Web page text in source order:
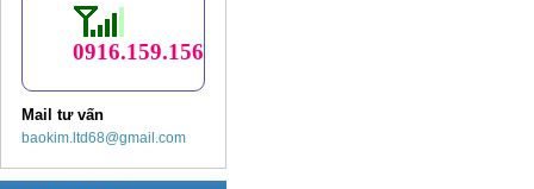
0916.159.156
Mail tư vấn
baokim.ltd68@gmail.com